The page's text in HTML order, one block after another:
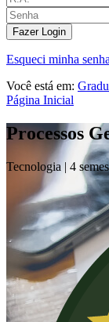
Fazer Login
Esqueci minha senha
Você está em:
Página Inicial
Processos
Tecnologia | 4